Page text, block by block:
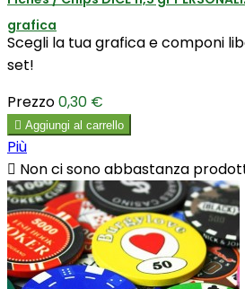
grafica
Scegli la tua grafica e componi
set!
Prezzo0,30 €
 Aggiungi al carrello
Più
 Non ci sono abbastanza